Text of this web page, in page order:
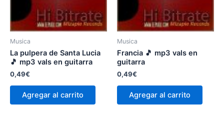
Musica
La pulpera de Santa Lucia
🎵 mp3 vals en guitarra
0,49€
Agregar al carrito
Musica
Francia 🎵 mp3 vals en
guitarra
0,49€
Agregar al carrito